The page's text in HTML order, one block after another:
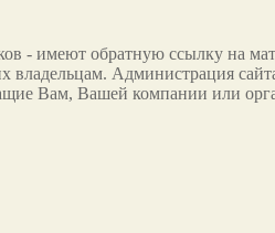
- имеют обратную ссылку на
Администрация
Вам, Вашей компании или